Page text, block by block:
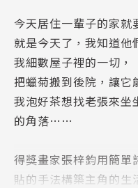
今天居住一輩子的家就
就是今天了，我知道他
我細數屋子裡的一切，
把蠟菊搬到後院，讓它
我泡好茶想找老張來坐
的角落……
得獎畫家張梓鈞用簡單
貼的手法構築主角的生